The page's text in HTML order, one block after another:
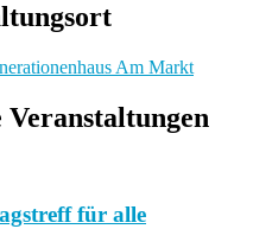
Am Markt
für alle